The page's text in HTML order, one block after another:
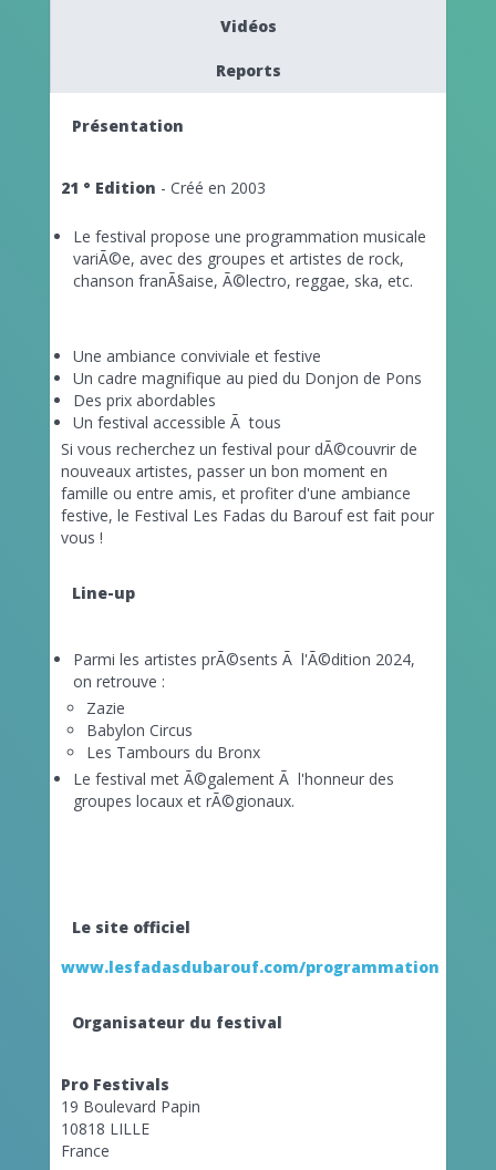
Vidéos
Reports
Présentation
21 ° Edition - Créé en 2003
Le festival propose une programmation musicale
variÃ©e, avec des groupes et artistes de rock,
chanson franÃ§aise, Ã©lectro, reggae, ska, etc.
Une ambiance conviviale et festive
Un cadre magnifique au pied du Donjon de Pons
Des prix abordables
Un festival accessible Ã tous
Si vous recherchez un festival pour dÃ©couvrir de
nouveaux artistes, passer un bon moment en
famille ou entre amis, et profiter d'une ambiance
festive, le Festival Les Fadas du Barouf est fait pour
vous !
Line-up
Parmi les artistes prÃ©sents Ã l'Ã©dition 2024,
on retrouve :
Zazie
Babylon Circus
Les Tambours du Bronx
Le festival met Ã©galement Ã l'honneur des
groupes locaux et rÃ©gionaux.
Le site officiel
www.lesfadasdubarouf.com/programmation
Organisateur du festival
Pro Festivals
19 Boulevard Papin
10818 LILLE
France